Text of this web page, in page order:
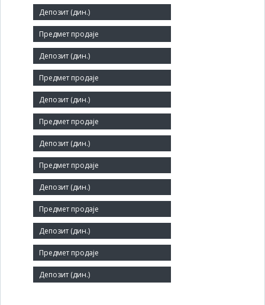
Stečajna masa Teretni transport Bor ad
Правни статус:
АД
Делатност:
Друмски превоз терета
Матични број:
07219016
Величина:
Мало
Број запослених:
Заступник: